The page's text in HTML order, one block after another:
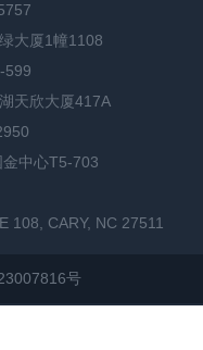
大厦1幢1108
599
天欣大厦417A
中心T5-703
108, CARY, NC 27511
号